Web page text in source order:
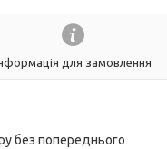
для замовлення
без попереднього